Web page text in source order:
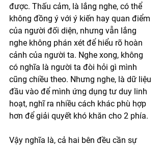
được. Thấu cảm, là lắng nghe, có thể
không đồng ý với ý kiến hay quan điểm
của người đối diện, nhưng vẫn lắng
nghe không phán xét để hiểu rõ hoàn
cảnh của người ta. Nghe xong, không
có nghĩa là người ta đòi hỏi gì mình
cũng chiều theo. Nhưng nghe, là dữ liệu
đầu vào để mình ứng dụng tư duy linh
hoạt, nghĩ ra nhiều cách khác phù hợp
hơn để giải quyết khó khăn cho 2 phía.
Vậy nghĩa là, cả hai bên đều cần sự